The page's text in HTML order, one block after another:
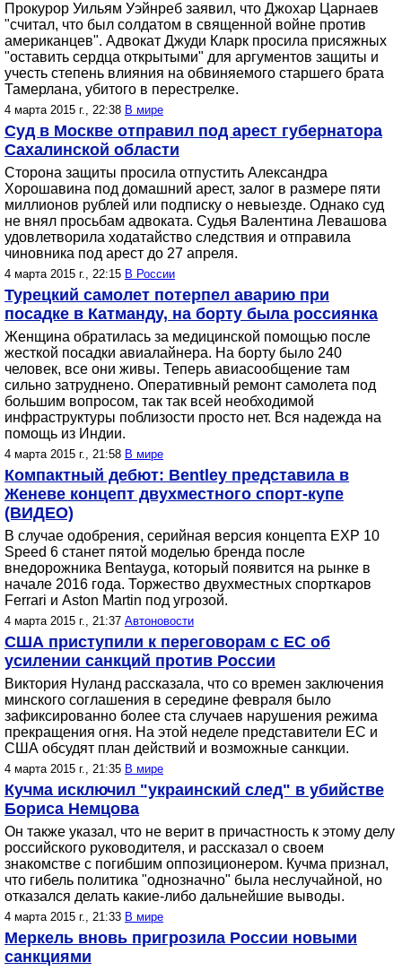
Прокурор Уильям Уэйнреб заявил, что Джохар Царнаев
"считал, что был солдатом в священной войне против
американцев". Адвокат Джуди Кларк просила присяжных
"оставить сердца открытыми" для аргументов защиты и
учесть степень влияния на обвиняемого старшего брата
Тамерлана, убитого в перестрелке.
4 марта 2015 г., 22:38 В мире
Суд в Москве отправил под арест губернатора
Сахалинской области
Сторона защиты просила отпустить Александра
Хорошавина под домашний арест, залог в размере пяти
миллионов рублей или подписку о невыезде. Однако суд
не внял просьбам адвоката. Судья Валентина Левашова
удовлетворила ходатайство следствия и отправила
чиновника под арест до 27 апреля.
4 марта 2015 г., 22:15 В России
Турецкий самолет потерпел аварию при
посадке в Катманду, на борту была россиянка
Женщина обратилась за медицинской помощью после
жесткой посадки авиалайнера. На борту было 240
человек, все они живы. Теперь авиасообщение там
сильно затруднено. Оперативный ремонт самолета под
большим вопросом, так так всей необходимой
инфраструктуры поблизости просто нет. Вся надежда на
помощь из Индии.
4 марта 2015 г., 21:58 В мире
Компактный дебют: Bentley представила в
Женеве концепт двухместного спорт-купе
(ВИДЕО)
В случае одобрения, серийная версия концепта EXP 10
Speed 6 станет пятой моделью бренда после
внедорожника Bentayga, который появится на рынке в
начале 2016 года. Торжество двухместных спорткаров
Ferrari и Aston Martin под угрозой.
4 марта 2015 г., 21:37 Автоновости
США приступили к переговорам с ЕС об
усилении санкций против России
Виктория Нуланд рассказала, что со времен заключения
минского соглашения в середине февраля было
зафиксированно более ста случаев нарушения режима
прекращения огня. На этой неделе представители ЕС и
США обсудят план действий и возможные санкции.
4 марта 2015 г., 21:35 В мире
Кучма исключил "украинский след" в убийстве
Бориса Немцова
Он также указал, что не верит в причастность к этому делу
российского руководителя, и рассказал о своем
знакомстве с погибшим оппозиционером. Кучма признал,
что гибель политика "однозначно" была неслучайной, но
отказался делать какие-либо дальнейшие выводы.
4 марта 2015 г., 21:33 В мире
Меркель вновь пригрозила России новыми
санкциями